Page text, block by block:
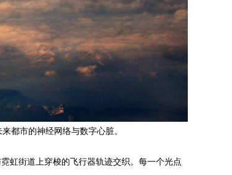
都市的神经网络与数字心脏。
虹街道上穿梭的飞行器轨迹交织。每一个光点